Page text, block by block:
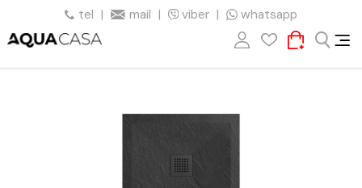
tel | mail | viber | whatsapp